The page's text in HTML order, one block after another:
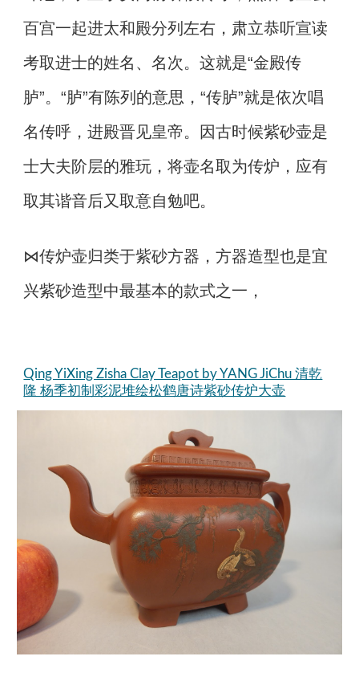
百宫一起进太和殿分列左右，肃立恭听宣读
考取进士的姓名、名次。这就是“金殿传
胪”。“胪”有陈列的意思，“传胪”就是依次唱
名传呼，进殿晋见皇帝。因古时候紫砂壶是
士大夫阶层的雅玩，将壶名取为传炉，应有
取其谐音后又取意自勉吧。
⋈传炉壶归类于紫砂方器，方器造型也是宜
兴紫砂造型中最基本的款式之一，
Qing YiXing Zisha Clay Teapot by YANG JiChu 清乾
隆 杨季初制彩泥堆绘松鹤唐诗紫砂传炉大壶